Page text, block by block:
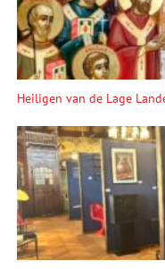
Heiligen van de Lage